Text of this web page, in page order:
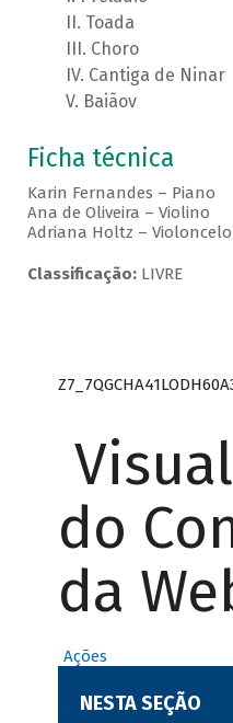
Toada
Choro
Cantiga de Ninar
Baiãov
Ficha técnica
Karin Fernandes – Piano
Ana de Oliveira – Violino
Adriana Holtz – Violoncelo
Classificação:LIVRE
do
da
Ações
NESTA SEÇÃO